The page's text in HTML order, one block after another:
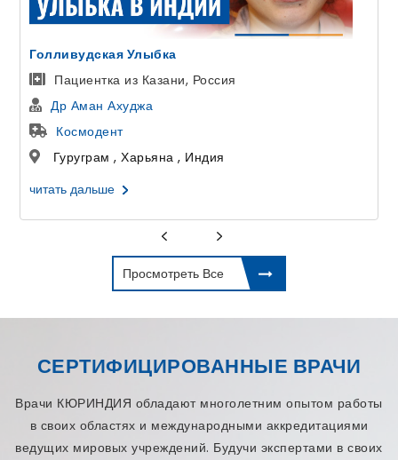
Голливудская Улыбка
Пациентка из Казани, Россия
Др Аман Ахуджа
Космодент
Гуруграм , Харьяна , Индия
читать дальше
Просмотреть Все
СЕРТИФИЦИРОВАННЫЕ ВРАЧИ
Врачи КЮРИНДИЯ обладают многолетним опытом работы
в своих областях и международными аккредитациями
ведущих мировых учреждений. Будучи экспертами в своих